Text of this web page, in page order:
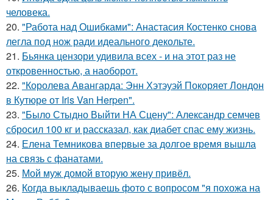
человека.
20. "Работа над Ошибками": Анастасия Костенко снова
легла под нож ради идеального декольте.
21. Бьянка цензори удивила всех - и на этот раз не
откровенностью, а наоборот.
22. "Королева Авангарда: Энн Хэтэуэй Покоряет Лондон
в Кутюре от Iris Van Herpen".
23. "Было Стыдно Выйти НА Сцену": Александр семчев
сбросил 100 кг и рассказал, как диабет спас ему жизнь.
24. Елена Темникова впервые за долгое время вышла
на связь с фанатами.
25. Мой муж домой вторую жену привёл.
26. Когда выкладываешь фото с вопросом "я похожа на